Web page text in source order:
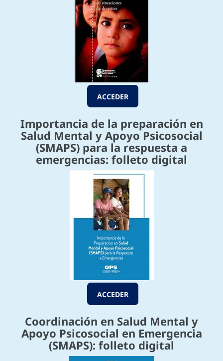
ACCEDER
Importancia de la preparación en
Salud Mental y Apoyo Psicosocial
(SMAPS) para la respuesta a
emergencias: folleto digital
ACCEDER
Coordinación en Salud Mental y
Apoyo Psicosocial en Emergencia
(SMAPS): folleto digital